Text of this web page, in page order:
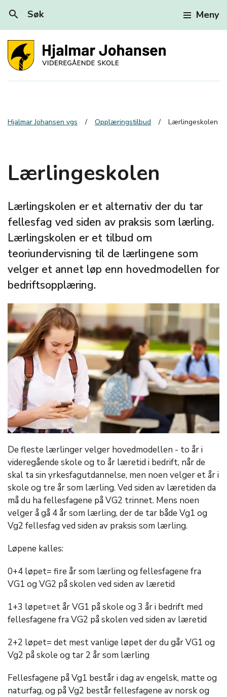
search Søk Meny
Hjalmar Johansen vgs Opplæringstilbud Lærlingeskolen
Lærlingeskolen
Lærlingskolen er et alternativ der du tar
fellesfag ved siden av praksis som lærling.
Lærlingskolen er et tilbud om
teoriundervisning til de lærlingene som
velger et annet løp enn hovedmodellen for
bedriftsopplæring.
De fleste lærlinger velger hovedmodellen - to år i
videregående skole og to år læretid i bedrift, når de
skal ta sin yrkesfagutdannelse, men noen velger et år i
skole og tre år som lærling. Ved siden av læretiden da
må du ha fellesfagene på VG2 trinnet. Mens noen
velger å gå 4 år som lærling, der de tar både Vg1 og
Vg2 fellesfag ved siden av praksis som lærling.
Løpene kalles:
0+4 løpet= fire år som lærling og fellesfagene fra
VG1 og VG2 på skolen ved siden av læretid
1+3 løpet=et år VG1 på skole og 3 år i bedrift med
fellesfagene fra VG2 på skolen ved siden av læretid
2+2 løpet= det mest vanlige løpet der du går VG1 og
Vg2 på skole og tar 2 år som lærling
Fellesfagene på Vg1 består i dag av engelsk, matte og
naturfag, og på Vg2 består fellesfagene av norsk og